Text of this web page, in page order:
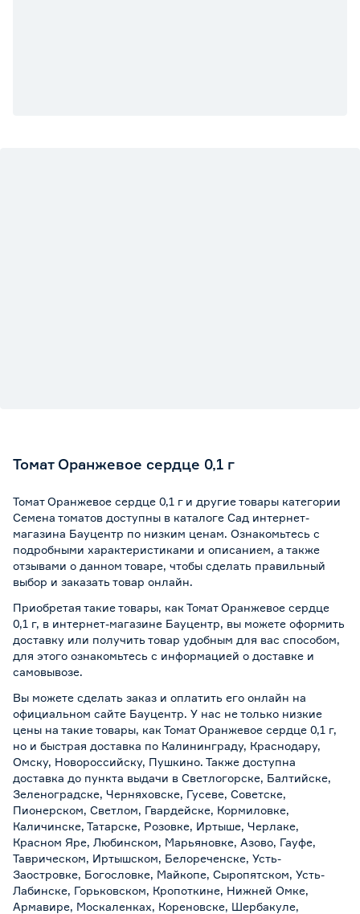
Томат Оранжевое сердце 0,1 г
Томат Оранжевое сердце 0,1 г и другие товары категории
Семена томатов доступны в каталоге Сад интернет-
магазина Бауцентр по низким ценам. Ознакомьтесь с
подробными характеристиками и описанием, а также
отзывами о данном товаре, чтобы сделать правильный
выбор и заказать товар онлайн.
Приобретая такие товары, как Томат Оранжевое сердце
0,1 г, в интернет-магазине Бауцентр, вы можете оформить
доставку или получить товар удобным для вас способом,
для этого ознакомьтесь с информацией о доставке и
самовывозе.
Вы можете сделать заказ и оплатить его онлайн на
официальном сайте Бауцентр. У нас не только низкие
цены на такие товары, как Томат Оранжевое сердце 0,1 г,
но и быстрая доставка по Калининграду, Краснодару,
Омску, Новороссийску, Пушкино. Также доступна
доставка до пункта выдачи в Светлогорске, Балтийске,
Зеленоградске, Черняховске, Гусеве, Советске,
Пионерском, Светлом, Гвардейске, Кормиловке,
Каличинске, Татарске, Розовке, Иртыше, Черлаке,
Красном Яре, Любинском, Марьяновке, Азово, Гауфе,
Таврическом, Иртышском, Белореченске, Усть-
Заостровке, Богословке, Майкопе, Сыропятском, Усть-
Лабинске, Горьковском, Кропоткине, Нижней Омке,
Армавире, Москаленках, Кореновске, Шербакуле,